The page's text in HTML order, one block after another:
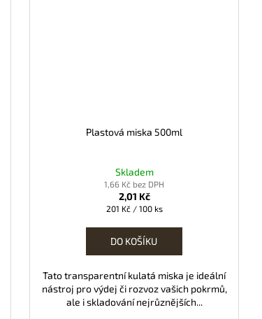
Plastová miska 500ml
Skladem
1,66 Kč bez DPH
2,01 Kč
Měrná
201 Kč / 100 ks
DO KOŠÍKU
Tato transparentní kulatá miska je ideální
nástroj pro výdej či rozvoz vašich pokrmů,
ale i skladování nejrůznějších...